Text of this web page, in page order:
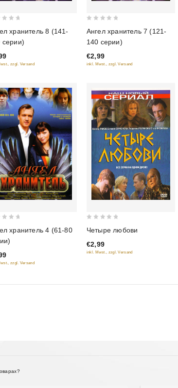
хранитель 8 (141-
серии)
zzgl. Versand
of
5
Ангел хранитель 7 (121-
140 серии)
€2,99
inkl. Mwst., zzgl. Versand
хранитель 4 (61-80
zzgl. Versand
of
5
Четыре любови
€2,99
inkl. Mwst., zzgl. Versand